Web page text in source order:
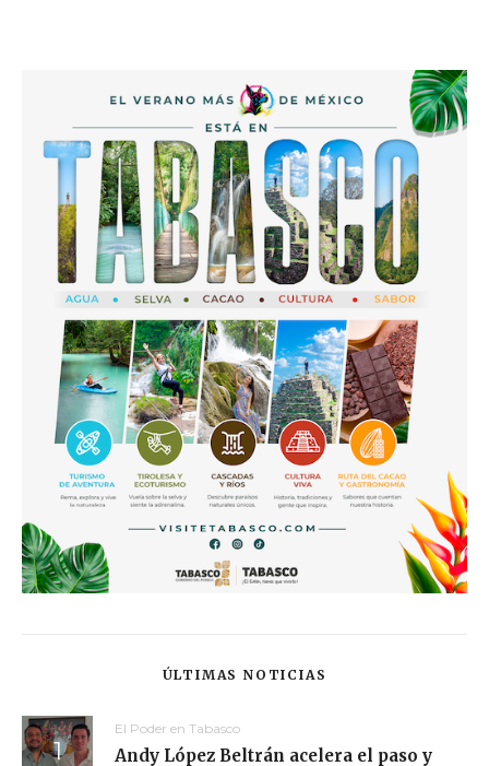
ÚLTIMAS NOTICIAS
El Poder en Tabasco
Andy López Beltrán acelera el paso y